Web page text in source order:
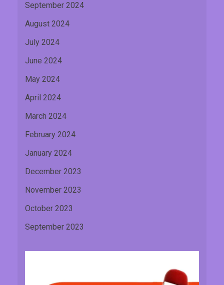
September 2024
August 2024
July 2024
June 2024
May 2024
April 2024
March 2024
February 2024
January 2024
December 2023
November 2023
October 2023
September 2023